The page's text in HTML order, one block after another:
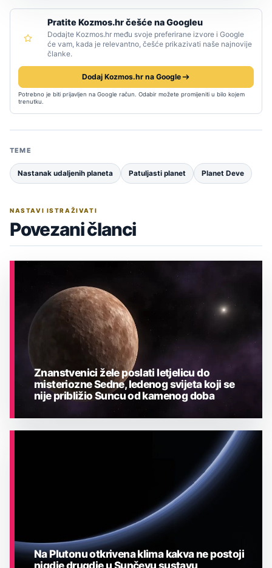
Pratite Kozmos.hr češće na Googleu
Dodajte Kozmos.hr među svoje preferirane izvore i Google
će vam, kada je relevantno, češće prikazivati naše najnovije
članke.
Dodaj Kozmos.hr na Google
Potrebno je biti prijavljen na Google račun. Odabir možete promijeniti u bilo kojem
trenutku.
TEME
Nastanak udaljenih planeta Patuljasti planet Planet Deve
NASTAVI ISTRAŽIVATI
Povezani članci
Znanstvenici žele poslati letjelicu do
misteriozne Sedne, ledenog svijeta koji se
nije približio Suncu od kamenog doba
Na Plutonu otkrivena klima kakva ne postoji
nigdje drugdje u Sunčevu sustavu